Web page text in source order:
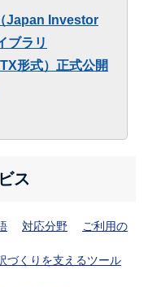
Japan Investor
ブラリ
形式）正式公開
ス
対応分野
ご利用の
づくりを支えるツール